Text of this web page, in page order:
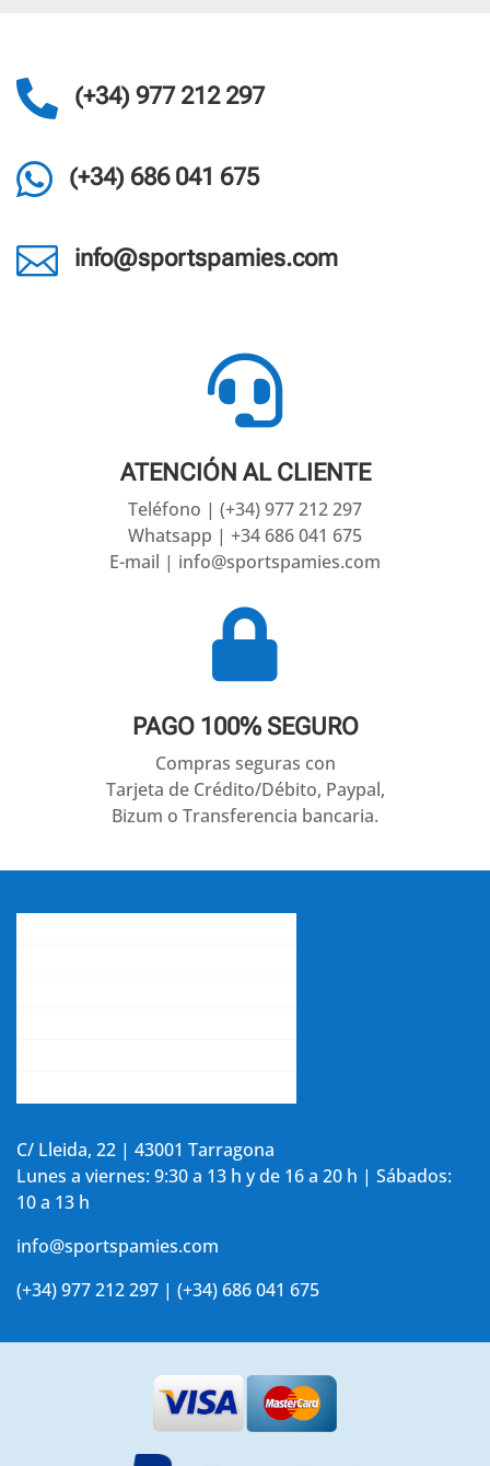
 (+34) 977 212 297
 (+34) 686 041 675
 info@sportspamies.com

ATENCIÓN AL CLIENTE
Teléfono | (+34) 977 212 297
Whatsapp | +34 686 041 675
E-mail | info@sportspamies.com

PAGO 100% SEGURO
Compras seguras con
Tarjeta de Crédito/Débito, Paypal,
Bizum o Transferencia bancaria.
C/ Lleida, 22 | 43001 Tarragona
Lunes a viernes: 9:30 a 13 h y de 16 a 20 h | Sábados:
10 a 13 h
info@sportspamies.com
(+34) 977 212 297 | (+34) 686 041 675